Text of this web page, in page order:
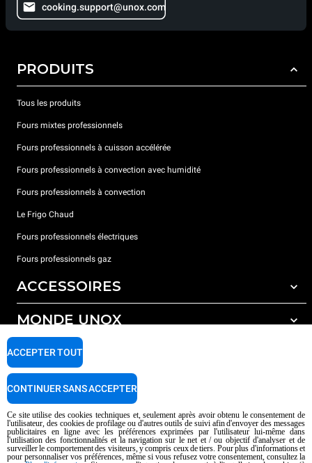
cooking.support@unox.com
PRODUITS
Tous les produits
Fours mixtes professionnels
Fours professionnels à cuisson accélérée
Fours professionnels à convection avec humidité
Fours professionnels à convection
Le Frigo Chaud
Fours professionnels électriques
Fours professionnels gaz
ACCESSOIRES
Tous les accessoires
Détergents pour lavage automatique
Détergents pour lavage manuel
Traitement de l'eau avec filtres à résine
MONDE UNOX
Nos bureaux dans le monde
SUPPORT
Garantie Unox
Trouver les Centres SAV
AI Content Disclaimer Privacy policy Cookie policy
Ce site utilise des cookies techniques et, seulement après avoir obtenu le consentement de
l'utilisateur, des cookies de profilage ou d'autres outils de suivi afin d'envoyer des messages
publicitaires en ligne avec les préférences exprimées par l'utilisateur lui-même dans
l'utilisation des fonctionnalités et la navigation sur le net et / ou objectif d'analyser et de
surveiller le comportement des visiteurs, y compris ceux de tiers. Pour plus d'informations et
pour personnaliser vos préférences, même si vous refusez votre consentement, consultez la
ACCEPTER TOUT
CONTINUER SANS ACCEPTER